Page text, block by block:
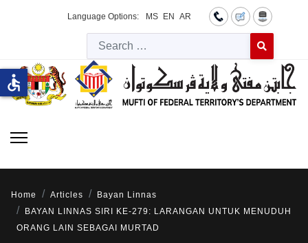
Language Options: MS EN AR
Type 2 or
Home Articles
Bayan Linnas
BAYAN LINNAS SIRI KE-279: LARANGAN UNTUK MENUDUH
ORANG LAIN SEBAGAI MURTAD
accessible